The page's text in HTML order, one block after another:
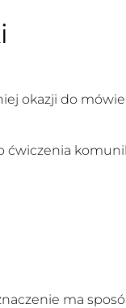
okazji do
ma